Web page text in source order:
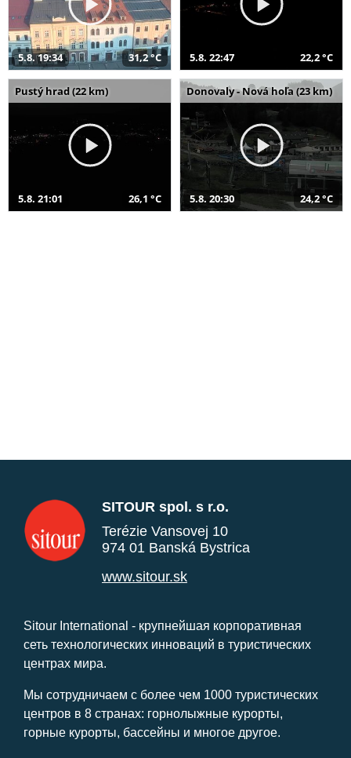
5.8. 19:34 31,2 °C 5.8. 22:47 22,2 °C
Pustý hrad (22 km)
5.8. 21:01 26,1 °C
Donovaly - Nová hoľa (23 km)
5.8. 20:30 24,2 °C
SITOUR spol. s r.o.
Terézie Vansovej 10
974 01 Banská Bystrica
www.sitour.sk
Sitour International - крупнейшая корпоративная
сеть технологических инноваций в туристических
центрах мира.
Мы сотрудничаем с более чем 1000 туристических
центров в 8 странах: горнолыжные курорты,
горные курорты, бассейны и многое другое.